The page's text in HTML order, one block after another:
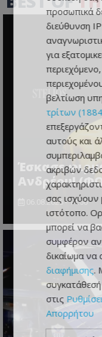
Έσκασε
Ανδρέου!
06.08.2026 - 14:50
προσωπικά
διεύθυνση
για
βελτίωση
τρίτων
αυτούς και
ακριβών
σας
ιστότοπο.
μπορεί να
συμφέρον
δικαίωμα να
διαφήμισης.
στις
Απορρήτου